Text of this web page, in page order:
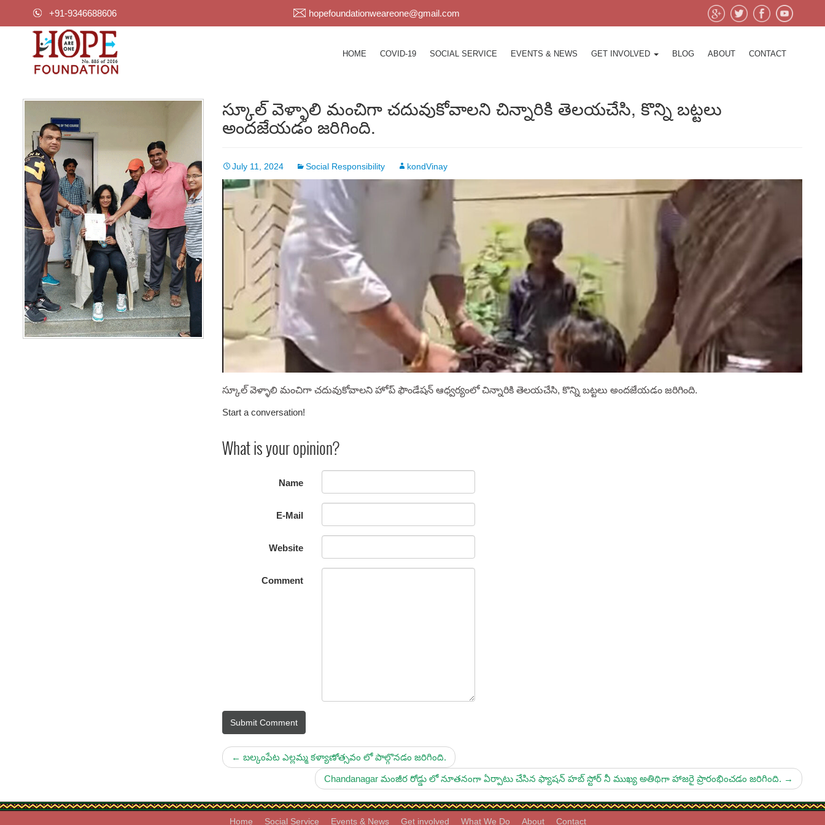
+91-9346688606 hopefoundationweareone@gmail.com
HOME COVID-19 SOCIAL SERVICE EVENTS & NEWS GET INVOLVED BLOG ABOUT CONTACT
స్కూల్ వెళ్ళాలి మంచిగా చదువుకోవాలని చిన్నారికి తెలయచేసి, కొన్ని బట్టలు
అందజేయడం జరిగింది.
July 11, 2024 Social Responsibility kondVinay
స్కూల్ వెళ్ళాలి మంచిగా చదువుకోవాలని హోప్ ఫౌండేషన్ ఆధ్వర్యంలో చిన్నారికి తెలయచేసి, కొన్ని బట్టలు అందజేయడం జరిగింది.
Start a conversation!
What is your opinion?
Name
E-Mail
Website
Comment
Submit Comment
← బల్కంపేట ఎల్లమ్మ కళ్యాణోత్సవం లో పాల్గొనడం జరిగింది.
Chandanagar మంజీర రోడ్డు లో నూతనంగా ఏర్పాటు చేసిన ఫ్యాషన్ హబ్ స్టోర్ నీ ముఖ్య అతిథిగా హాజరై ప్రారంభించడం జరిగింది. →
Home Social Service Events & News Get involved What We Do About Contact